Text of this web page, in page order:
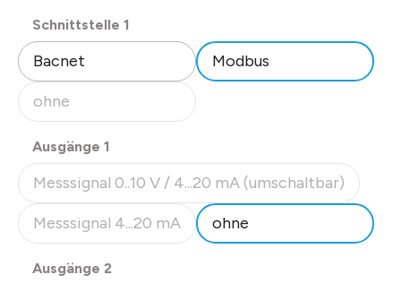
Schnittstelle 1
Bacnet
Modbus
ohne
(Diese Option ist zurzeit nicht verfügbar.)
Ausgänge 1
Messsignal 0..10 V / 4...20 mA (umschaltbar)
(Diese Option ist zurzeit nicht verfügbar.)
Messsignal 4...20 mA
(Diese Option ist zurzeit nicht verfügbar.)
ohne
Ausgänge 2